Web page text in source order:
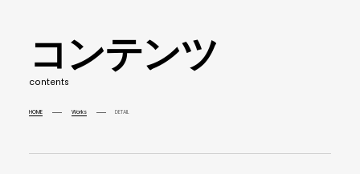
コンテンツ
contents
HOME Works DETAIL